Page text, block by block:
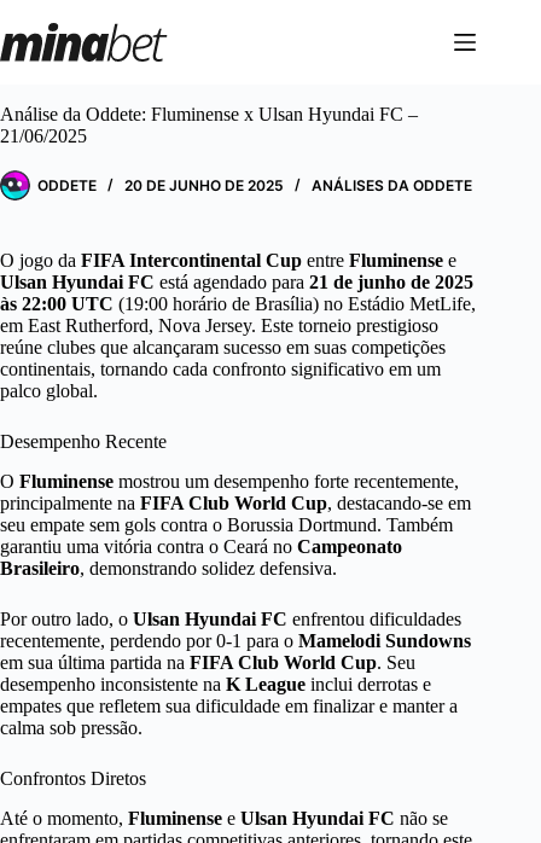
para
o
Análise da Oddete: Fluminense x Ulsan Hyundai FC –
21/06/2025
ODDETE 20 DE JUNHO DE 2025 ANÁLISES DA ODDETE
O jogo da FIFA Intercontinental Cup entre Fluminense e
Ulsan Hyundai FC está agendado para 21 de junho de 2025
às 22:00 UTC (19:00 horário de Brasília) no Estádio MetLife,
em East Rutherford, Nova Jersey. Este torneio prestigioso
reúne clubes que alcançaram sucesso em suas competições
continentais, tornando cada confronto significativo em um
palco global.
Desempenho Recente
O Fluminense mostrou um desempenho forte recentemente,
principalmente na FIFA Club World Cup, destacando-se em
seu empate sem gols contra o Borussia Dortmund. Também
garantiu uma vitória contra o Ceará no Campeonato
Brasileiro, demonstrando solidez defensiva.
Por outro lado, o Ulsan Hyundai FC enfrentou dificuldades
recentemente, perdendo por 0-1 para o Mamelodi Sundowns
em sua última partida na FIFA Club World Cup. Seu
desempenho inconsistente na K League inclui derrotas e
empates que refletem sua dificuldade em finalizar e manter a
calma sob pressão.
Confrontos Diretos
Até o momento, Fluminense e Ulsan Hyundai FC não se